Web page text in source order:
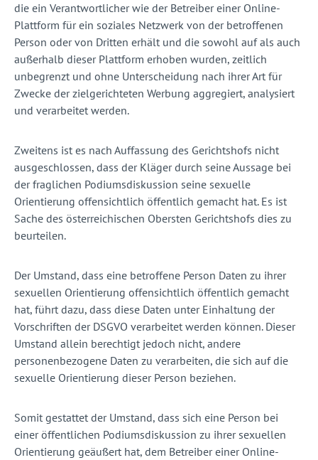
die ein Verantwortlicher wie der Betreiber einer Online-
Plattform für ein soziales Netzwerk von der betroffenen
Person oder von Dritten erhält und die sowohl auf als auch
außerhalb dieser Plattform erhoben wurden, zeitlich
unbegrenzt und ohne Unterscheidung nach ihrer Art für
Zwecke der zielgerichteten Werbung aggregiert, analysiert
und verarbeitet werden.
Zweitens ist es nach Auffassung des Gerichtshofs nicht
ausgeschlossen, dass der Kläger durch seine Aussage bei
der fraglichen Podiumsdiskussion seine sexuelle
Orientierung offensichtlich öffentlich gemacht hat. Es ist
Sache des österreichischen Obersten Gerichtshofs dies zu
beurteilen.
Der Umstand, dass eine betroffene Person Daten zu ihrer
sexuellen Orientierung offensichtlich öffentlich gemacht
hat, führt dazu, dass diese Daten unter Einhaltung der
Vorschriften der DSGVO verarbeitet werden können. Dieser
Umstand allein berechtigt jedoch nicht, andere
personenbezogene Daten zu verarbeiten, die sich auf die
sexuelle Orientierung dieser Person beziehen.
Somit gestattet der Umstand, dass sich eine Person bei
einer öffentlichen Podiumsdiskussion zu ihrer sexuellen
Orientierung geäußert hat, dem Betreiber einer Online-